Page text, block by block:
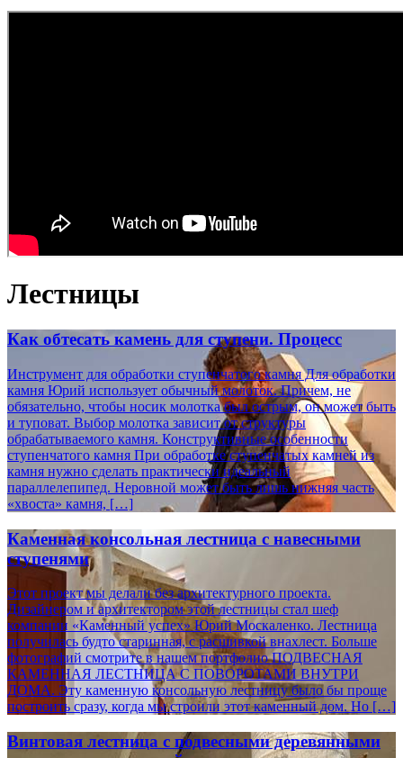
Лестницы
Как обтесать камень для ступени. Процесс
Инструмент для обработки ступенчатого камня Для обработки
камня Юрий использует обычный молоток. Причем, не
обязательно, чтобы носик молотка был острым, он может быть
и туповат. Выбор молотка зависит от структуры
обрабатываемого камня. Конструктивные особенности
ступенчатого камня При обработке ступенчатых камней из
камня нужно сделать практически идеальный
параллелепипед. Неровной может быть лишь нижняя часть
«хвоста» камня, […]
Каменная консольная лестница с навесными
ступенями
Этот проект мы делали без архитектурного проекта.
Дизайнером и архитектором этой лестницы стал шеф
компании «Каменный успех» Юрий Москаленко. Лестница
получилась будто старинная, с расшивкой внахлест. Больше
фотографий смотрите в нашем портфолио ПОДВЕСНАЯ
КАМЕННАЯ ЛЕСТНИЦА С ПОВОРОТАМИ ВНУТРИ
ДОМА. Эту каменную консольную лестницу было бы проще
построить сразу, когда мы строили этот каменный дом. Но […]
Винтовая лестница с подвесными деревянными